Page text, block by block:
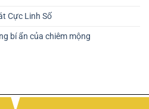
Cực Linh Số
bí ẩn của chiêm mộng